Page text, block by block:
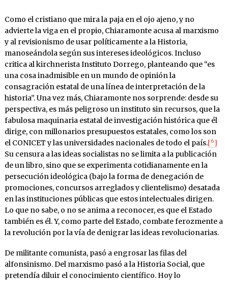
Como el cristiano que mira la paja en el ojo ajeno, y no
advierte la viga en el propio, Chiaramonte acusa al marxismo
y al revisionismo de usar políticamente a la Historia,
manoseándola según sus intereses ideológicos. Incluso
critica al kirchnerista Instituto Dorrego, planteando que “es
una cosa inadmisible en un mundo de opinión la
consagración estatal de una línea de interpretación de la
historia”. Una vez más, Chiaramonte nos sorprende: desde su
perspectiva, es más peligroso un instituto sin recursos, que la
fabulosa maquinaria estatal de investigación histórica que él
dirige, con millonarios presupuestos estatales, como los son
el CONICET y las universidades nacionales de todo el país.[6]
Su censura a las ideas socialistas no se limita a la publicación
de un libro, sino que se experimenta cotidianamente en la
persecución ideológica (bajo la forma de denegación de
promociones, concursos arreglados y clientelismo) desatada
en las instituciones públicas que estos intelectuales dirigen.
Lo que no sabe, o no se anima a reconocer, es que el Estado
también es él. Y, como parte del Estado, combate ferozmente a
la revolución por la vía de denigrar las ideas revolucionarias.
De militante comunista, pasó a engrosar las filas del
alfonsinismo. Del marxismo pasó a la Historia Social, que
pretendía diluir el conocimiento científico. Hoy lo